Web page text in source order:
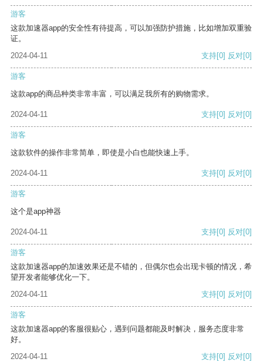
游客
这款加速器app的安全性有待提高，可以加强防护措施，比如增加双重验
证。
2024-04-11
支持[0] 反对[0]
游客
这款app的商品种类非常丰富，可以满足我所有的购物需求。
2024-04-11 支持[0] 反对[0]
游客
这款软件的操作非常简单，即使是小白也能快速上手。
2024-04-11 支持[0] 反对[0]
游客
这个是app神器
2024-04-11 支持[0] 反对[0]
游客
这款加速器app的加速效果还是不错的，但偶尔也会出现卡顿的情况，希
望开发者能够优化一下。
2024-04-11
支持[0] 反对[0]
游客
这款加速器app的客服很贴心，遇到问题都能及时解决，服务态度非常
好。
2024-04-11
支持[0] 反对[0]